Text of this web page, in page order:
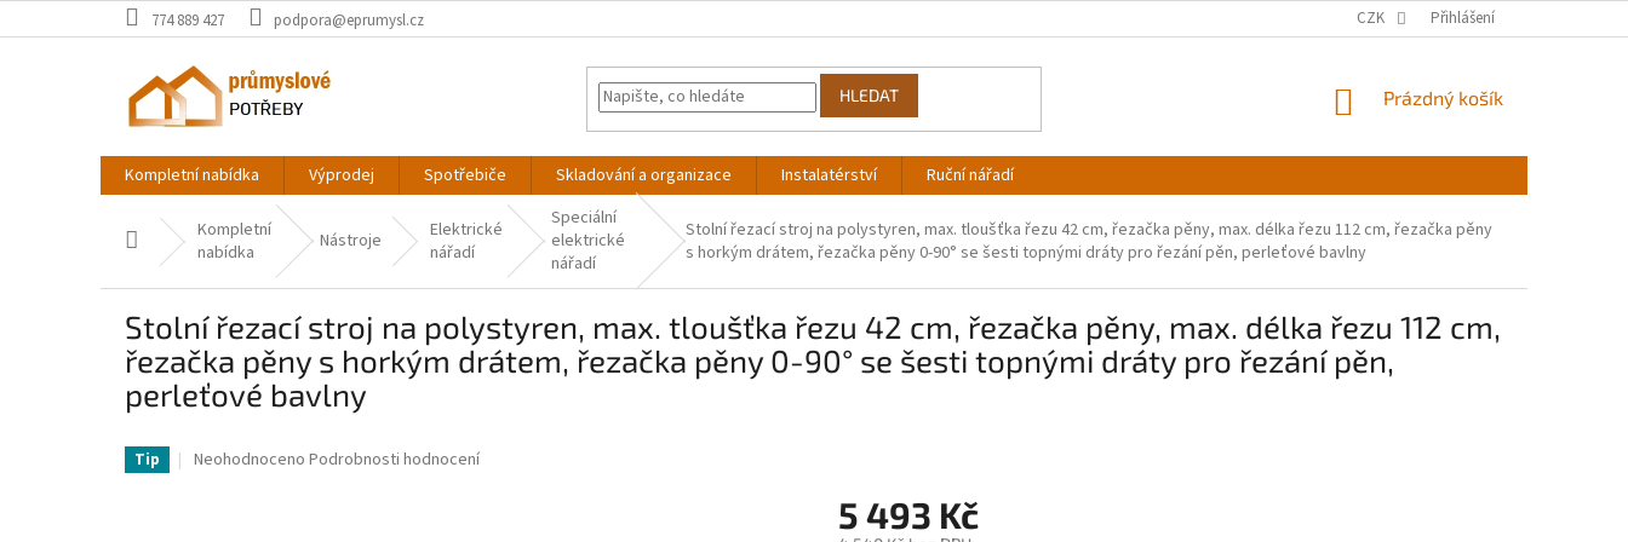
na
774 889 427 podpora@eprumysl.cz CZK Přihlášení
HLEDAT
NÁKUPNÍ
Prázdný košík
Kompletní nabídka Výprodej Spotřebiče Skladování a organizace Instalatérství Ruční nářadí
Domů Kompletní
nabídka
Nástroje
Elektrické
nářadí
Speciální
elektrické
nářadí
Stolní řezací stroj na polystyren, max. tloušťka řezu 42 cm, řezačka pěny, max. délka řezu 112 cm, řezačka pěny
s horkým drátem, řezačka pěny 0-90° se šesti topnými dráty pro řezání pěn, perleťové bavlny
Stolní řezací stroj na polystyren, max. tloušťka řezu 42 cm, řezačka pěny, max. délka řezu 112 cm,
řezačka pěny s horkým drátem, řezačka pěny 0-90° se šesti topnými dráty pro řezání pěn,
perleťové bavlny
Tip
Průměrné
Neohodnoceno Podrobnosti hodnocení
5 493 Kč